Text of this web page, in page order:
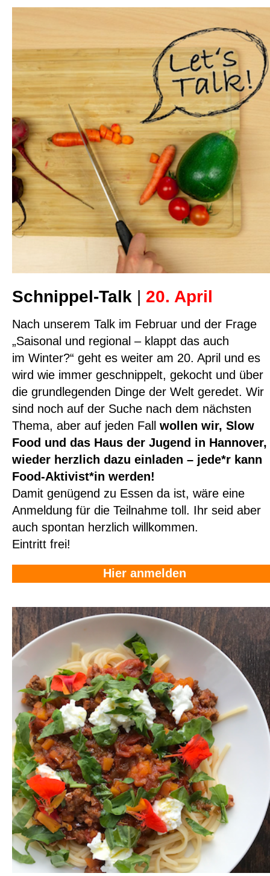
Schnippel-Talk | 20. April
Nach unserem Talk im Februar und der Frage
„Saisonal und regional – klappt das auch
im Winter?“ geht es weiter am 20. April und es
wird wie immer geschnippelt, gekocht und über
die grundlegenden Dinge der Welt geredet. Wir
sind noch auf der Suche nach dem nächsten
Thema, aber auf jeden Fall wollen wir, Slow
Food und das Haus der Jugend in Hannover,
wieder herzlich dazu einladen – jede*r kann
Food-Aktivist*in werden!
Damit genügend zu Essen da ist, wäre eine
Anmeldung für die Teilnahme toll. Ihr seid aber
auch spontan herzlich willkommen.
Eintritt frei!
Hier anmelden